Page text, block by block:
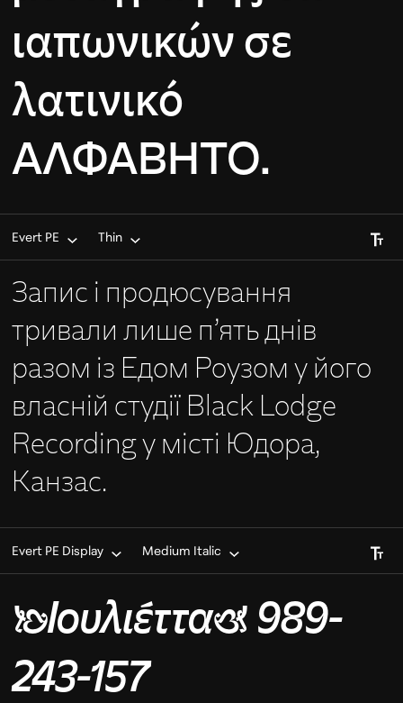
ιαπωνικών σε
λατινικό
ΑΛΦΆΒΗΤΟ.
Evert PE Thin Font
Запис і продюсування
тривали лише п’ять днів
разом із Едом Роузом у його
власній студії Black Lodge
Recording у місті Юдора,
Канзас.
Evert PE Display Medium Italic Font
❧Ιουλιέττα☙ 989-
243-157